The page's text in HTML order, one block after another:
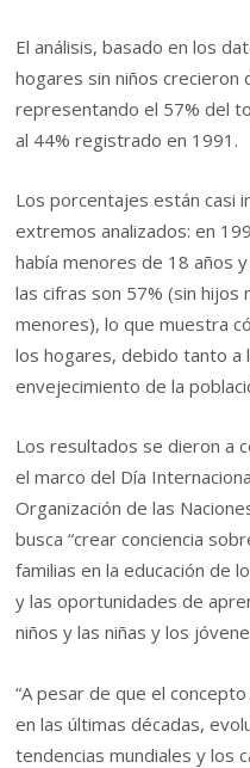
El análisis, basado en los
hogares sin niños crecieron
representando el 57% del
al 44% registrado en 1991.
Los porcentajes están casi
extremos analizados: en
había menores de 18 años
las cifras son 57% (sin
menores), lo que muestra
los hogares, debido tanto a
envejecimiento de la
Los resultados se dieron a
el marco del Día
Organización de las
busca “crear conciencia
familias en la educación de
y las oportunidades de
niños y las niñas y los
“A pesar de que el
en las últimas décadas,
tendencias mundiales y los